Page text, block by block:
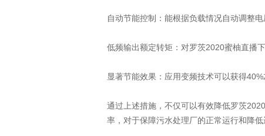
自动节能控制：能根据负载情况自动调整
低频输出额定转矩：对罗茨2020蜜柚直播
显著节能效果：应用变频技术可以获得
通过上述措施，不仅可以有效降低罗茨
率，对于保障污水处理厂的正常运行和降低